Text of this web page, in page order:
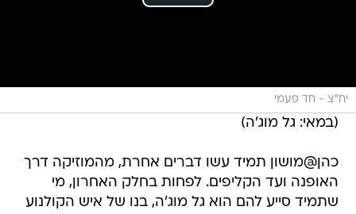
יח"צ - חד פעמי
(במאי: גל מוג'ה)
כהן@מושון תמיד עשו דברים אחרת, מהמוזיקה דרך
האופנה ועד הקליפים. לפחות בחלק האחרון, מי
שתמיד סייע להם הוא גל מוג'ה, בנו של איש הקולנוע